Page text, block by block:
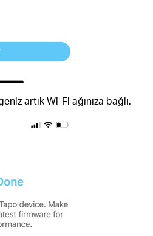
artık Wi-Fi ağınıza bağlı.